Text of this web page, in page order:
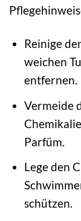
Reinige
weichen
entfernen.
Vermeide
Parfüm.
Lege den
schützen.